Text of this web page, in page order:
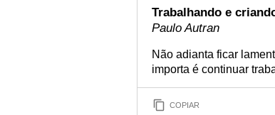
Trabalhando e
Paulo Autran
Não adianta ficar
importa é continuar
COPIAR